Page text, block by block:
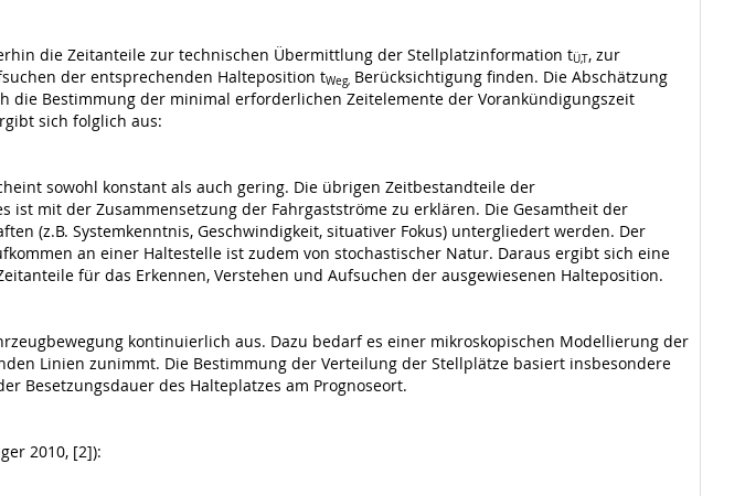
die Zeitanteile zur technischen Übermittlung der Stellplatzinformation tÜ,T, zur
der entsprechenden Halteposition tWeg, Berücksichtigung finden. Die Abschätzung
Bestimmung der minimal erforderlichen Zeitelemente der Vorankündigungszeit
sich folglich aus:
sowohl konstant als auch gering. Die übrigen Zeitbestandteile der
mit der Zusammensetzung der Fahrgastströme zu erklären. Die Gesamtheit der
(z.B. Systemkenntnis, Geschwindigkeit, situativer Fokus) untergliedert werden. Der
an einer Haltestelle ist zudem von stochastischer Natur. Daraus ergibt sich eine
für das Erkennen, Verstehen und Aufsuchen der ausgewiesenen Halteposition.
kontinuierlich aus. Dazu bedarf es einer mikroskopischen Modellierung der
Linien zunimmt. Die Bestimmung der Verteilung der Stellplätze basiert insbesondere
Besetzungsdauer des Halteplatzes am Prognoseort.
2010, [2]):